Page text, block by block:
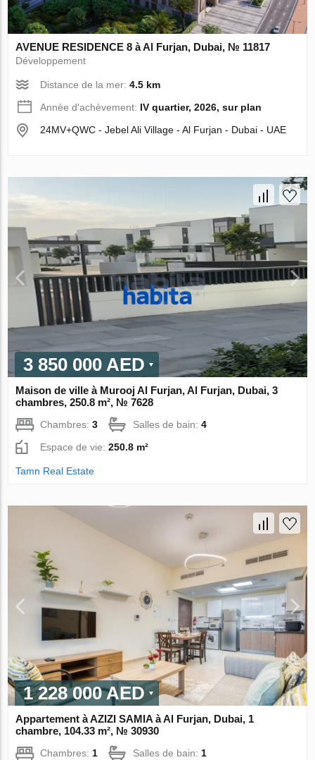
AVENUE RESIDENCE 8 à Al Furjan, Dubai, № 11817
Développement
Distance de la mer:4.5 km
Année d'achèvement: IV quartier, 2026, sur plan
24MV+QWC - Jebel Ali Village - Al Furjan - Dubai - UAE
3 850 000 AED
Maison de ville à Murooj Al Furjan, Al Furjan, Dubai, 3
chambres, 250.8 m², № 7628
Chambres:3 Salles de bain:4
Espace de vie:250.8 m²
Tamn Real Estate
1 228 000 AED
Appartement à AZIZI SAMIA à Al Furjan, Dubai, 1
chambre, 104.33 m², № 30930
Chambres: 1 Salles de bain: 1